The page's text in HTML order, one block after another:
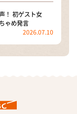
！ 初ゲスト女
ゃめ発言
2026.07.10